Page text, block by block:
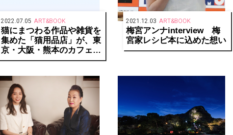
2022.07.05 ART&BOOK
猫にまつわる作品や雑貨を
集めた「猫用品店」が、東
京・大阪・熊本のカフェ＆
ブックス ビブリオテーク
2021.12.03 ART&BOOK
梅宮アンナinterview 梅
宮家レシピ本に込めた想い